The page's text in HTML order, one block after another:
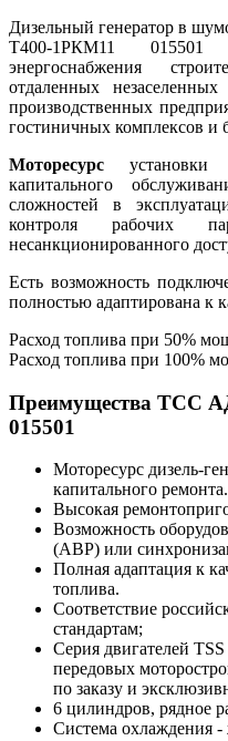
Дизельный генератор в
Т400-1РКМ11
энергоснабжения
отдаленных
производственных
гостиничных комплексов и
Моторесурс установки
капитального
сложностей в
контроля рабочих
несанкционированного
Есть возможность
полностью адаптирована к
Расход топлива при 50%
Расход топлива при 100%
Преимущества ТСС
015501
Моторесурс дизель-
капитального ремонта.
Высокая
Возможность
(АВР) или
Полная адаптация к
топлива.
Соответствие
стандартам;
Серия двигателей
передовых
по заказу и
6 цилиндров, рядное
Система охлаждения -